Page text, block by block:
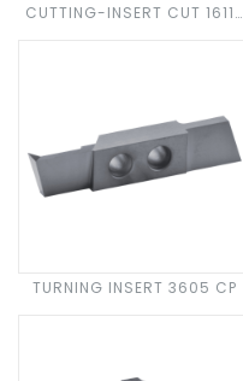
CUTTING-INSERT CUT 1611-
TURNING INSERT 3605 CP